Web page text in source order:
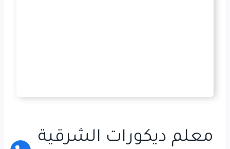
معلم ديكورات الشرقية